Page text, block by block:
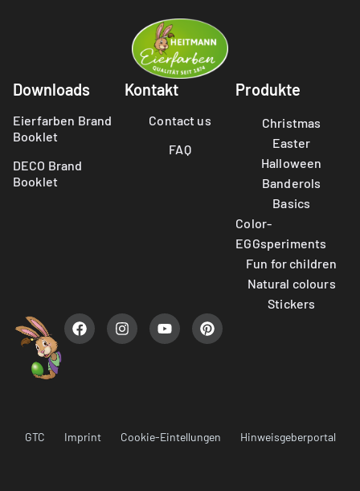
Downloads
Eierfarben Brand
Booklet
DECO Brand
Booklet
Kontakt
Contact us
FAQ
Produkte
Christmas
Easter
Halloween
Banderols
Basics
Color-
EGGsperiments
Fun for children
Natural colours
Stickers
GTC Imprint Cookie-Eintellungen Hinweisgeberportal